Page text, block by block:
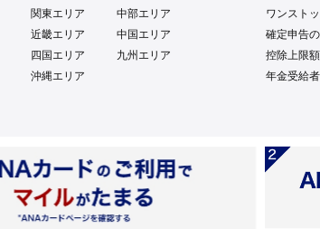
関東エリア
中部エリア
近畿エリア
中国エリア
四国エリア
九州エリア
沖縄エリア
ワンスト
確定申告
控除上限
年金受給